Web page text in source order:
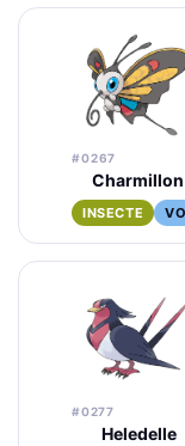
#0267
Charmillon
INSECTE
#0277
Heledelle